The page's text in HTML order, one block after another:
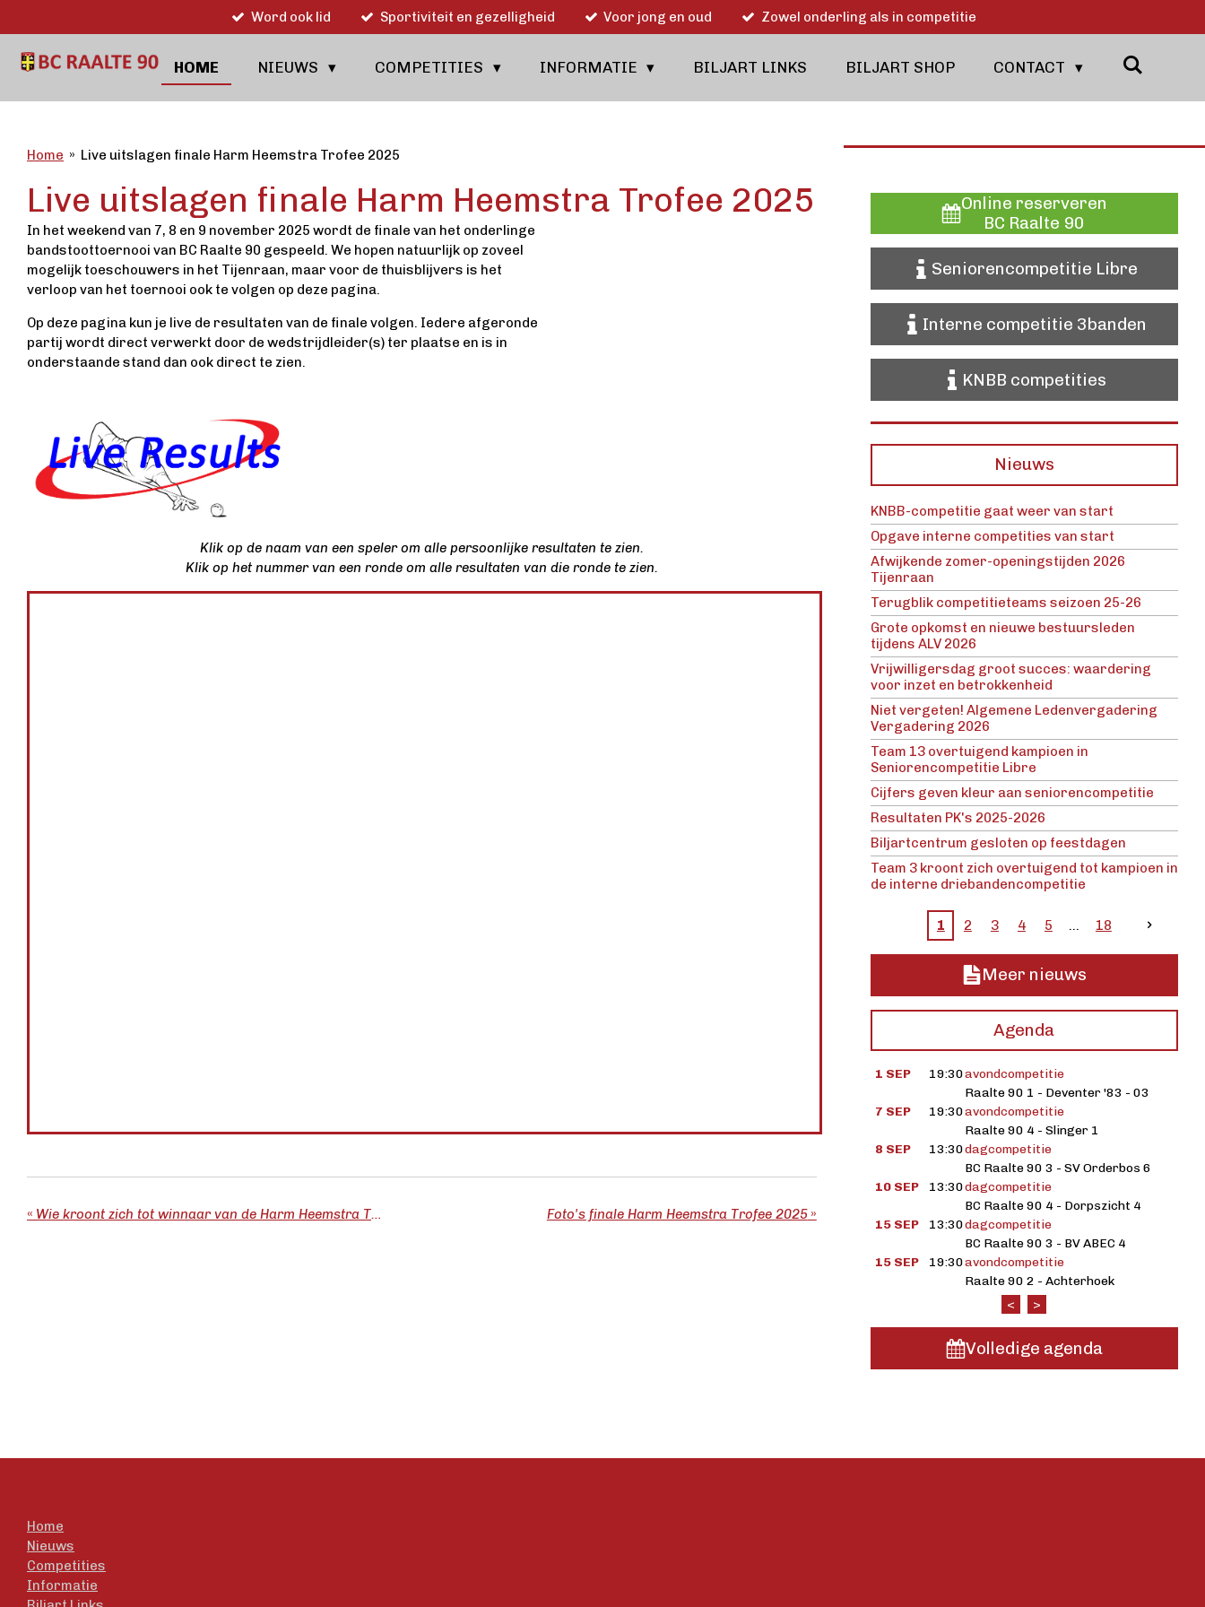
direct
naar
Word ook lid Sportiviteit en gezelligheid Voor jong en oud Zowel onderling als in competitie
HOME NIEUWS COMPETITIES INFORMATIE BILJART LINKS BILJART SHOP CONTACT
Home » Live uitslagen finale Harm Heemstra Trofee 2025
Live uitslagen finale Harm Heemstra Trofee 2025
In het weekend van 7, 8 en 9 november 2025 wordt de finale van het onderlinge
bandstoottoernooi van BC Raalte 90 gespeeld. We hopen natuurlijk op zoveel
mogelijk toeschouwers in het Tijenraan, maar voor de thuisblijvers is het
verloop van het toernooi ook te volgen op deze pagina.
Op deze pagina kun je live de resultaten van de finale volgen. Iedere afgeronde
partij wordt direct verwerkt door de wedstrijdleider(s) ter plaatse en is in
onderstaande stand dan ook direct te zien.
Klik op de naam van een speler om alle persoonlijke resultaten te zien.
Klik op het nummer van een ronde om alle resultaten van die ronde te zien.
« Wie kroont zich tot winnaar van de Harm Heemstra Trofee 2025? Foto's finale Harm Heemstra Trofee 2025»
Online reserveren
BC Raalte 90
Seniorencompetitie Libre
Interne competitie 3banden
KNBB competities
Nieuws
KNBB-competitie gaat weer van start
Opgave interne competities van start
Afwijkende zomer-openingstijden 2026
Tijenraan
Terugblik competitieteams seizoen 25-26
Grote opkomst en nieuwe bestuursleden
tijdens ALV 2026
Vrijwilligersdag groot succes: waardering
voor inzet en betrokkenheid
Niet vergeten! Algemene Ledenvergadering
Vergadering 2026
Team 13 overtuigend kampioen in
Seniorencompetitie Libre
Cijfers geven kleur aan seniorencompetitie
Resultaten PK's 2025-2026
Biljartcentrum gesloten op feestdagen
Team 3 kroont zich overtuigend tot kampioen in
de interne driebandencompetitie
1 2 3 4 5 18
Meer nieuws
Agenda
1 SEP 19:30avondcompetitie
Raalte 90 1 - Deventer '83 - 03
7 SEP
19:30avondcompetitie
Raalte 90 4 - Slinger 1
8 SEP
13:30dagcompetitie
BC Raalte 90 3 - SV Orderbos 6
10 SEP
13:30dagcompetitie
BC Raalte 90 4 - Dorpszicht 4
15 SEP
13:30dagcompetitie
BC Raalte 90 3 - BV ABEC 4
15 SEP
19:30avondcompetitie
Raalte 90 2 - Achterhoek
<
>
Volledige agenda
Home
Nieuws
Competities
Informatie